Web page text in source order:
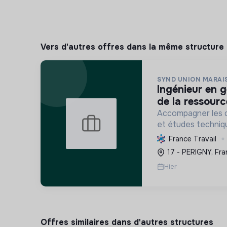
Vers d'autres offres dans la même structure
SYND UNION
ingénieur en gestion quantitative
de la
Accompagner les
et études
durable de l'eau,
préserver les
changement
France Travail
17 - PERIGNY,
Hier
Offres similaires dans d'autres structures